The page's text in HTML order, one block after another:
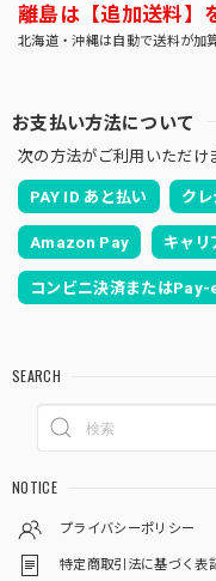
離島は【追加送料】
北海道・沖縄は自動で送料が加
お支払い方法について
次の方法がご利用いただけ
PAY ID あと払い ク
Amazon Pay キャリ
コンビニ決済またはPay-
SEARCH
NOTICE
プライバシーポリシー
特定商取引法に基づく表